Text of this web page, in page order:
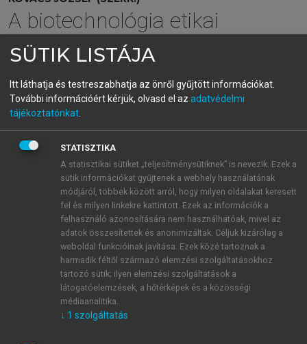
A biotechnológia etikai
kérdései
menu_book OLVASÁS
Szómagyarázat
Csírasejtes génterápia:Az ivarsejteken (petesejt,
spermium), a megtermékenyített petesejten vagy
ennek későbbi osztódási formáján végzett
beavatkozás; a beavatkozás következtében
létrejövő változás elvileg a kezelt személy
leszármazottjainak genetikai állományát is érinti.
Érdemes megkülönböztetni a sejtmag DNS-én
(nDNS) és a sejt citoplazmájában található
mitokondriumok DNS-én (mtDNS) végzett
SÜTIK LISTÁJA
Itt láthatja és testreszabhatja az önről gyűjtött információkat.
További információért kérjük, olvasd el az adatvédelmi
tájékoztatónkat
STATISZTIKA
A statisztikai sütiket „teljesítménysütiknek” is nevezik. Ezek a
sütik információkat gyűjtenek a webhely használatának
módjáról, többek között arról, hogy milyen oldalakat keresett
fel és milyen linkekre kattintott. Ezek az információk a
felhasználó azonosítására nem használhatóak, mivel az
adatok összesítettek és anonimizáltak. Céljuk kizárólag a
weboldal funkcióinak javítása. Ezek közé tartoznak a
harmadik féltől származó elemzési szolgáltatásokhoz
tartozó sütik; ilyen elemzési szolgáltatások a
látogatóelemzések, a hőtérképek és a közösségi
médiaanalitika.
↓ 1 szolgáltatás